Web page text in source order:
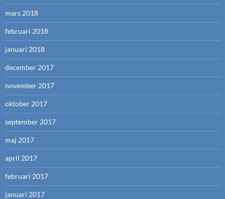
mars 2018
februari 2018
januari 2018
december 2017
november 2017
oktober 2017
september 2017
maj 2017
april 2017
februari 2017
januari 2017